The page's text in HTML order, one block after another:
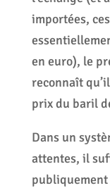
importées,
en euro), le
reconnaît
prix du baril
Dans un
attentes, il
publiquement